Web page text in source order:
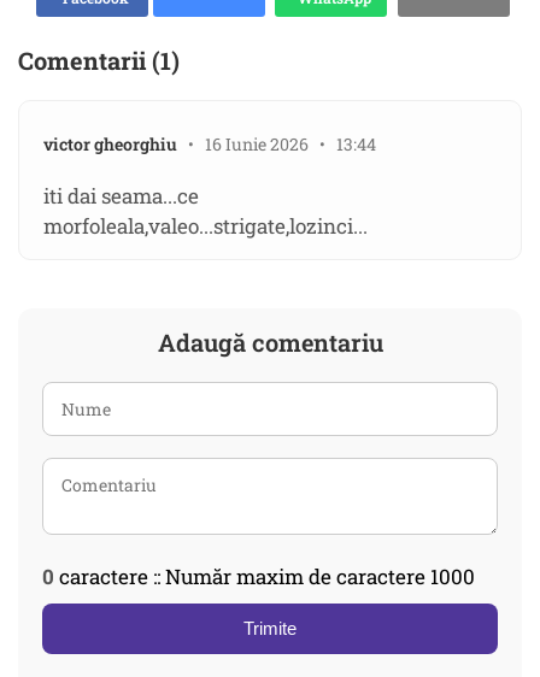
Comentarii (1)
victor gheorghiu • 16 Iunie 2026 • 13:44
iti dai seama...ce
morfoleala,valeo...strigate,lozinci...
Adaugă comentariu
0 caractere :: Număr maxim de caractere 1000
Trimite